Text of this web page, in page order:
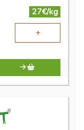
27€/kg
+